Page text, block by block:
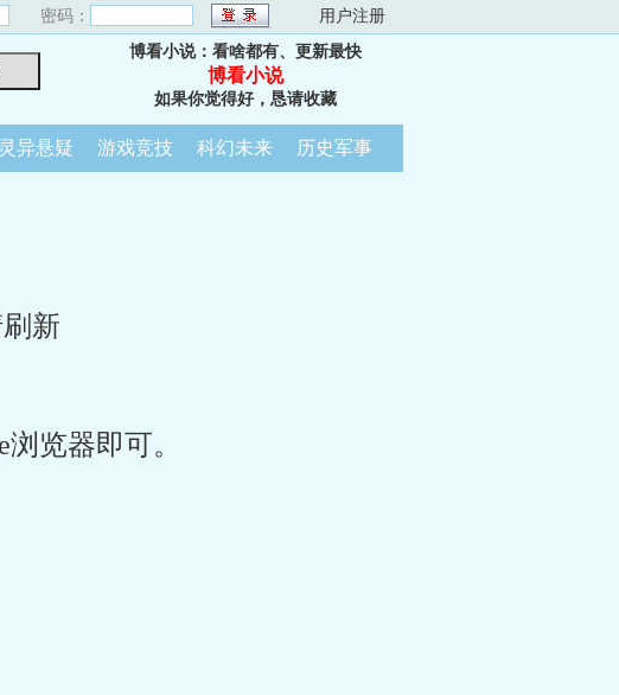
密码： 用户注册
博看小说：看啥都有、更新最快
博看小说
如果你觉得好，恳请收藏
灵异悬疑 游戏竞技 科幻未来 历史军事
新
览器即可。